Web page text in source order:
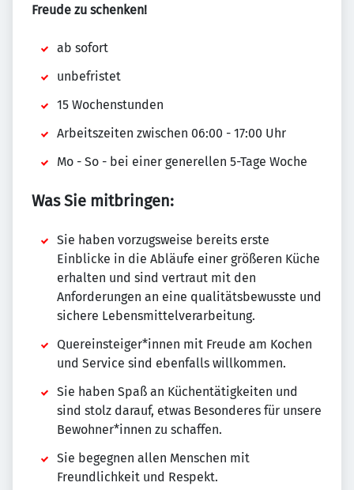
Freude zu schenken!
ab sofort
unbefristet
15 Wochenstunden
Arbeitszeiten zwischen 06:00 - 17:00 Uhr
Mo - So - bei einer generellen 5-Tage Woche
Was Sie mitbringen:
Sie haben vorzugsweise bereits erste
Einblicke in die Abläufe einer größeren Küche
erhalten und sind vertraut mit den
Anforderungen an eine qualitätsbewusste und
sichere Lebensmittelverarbeitung.
Quereinsteiger*innen mit Freude am Kochen
und Service sind ebenfalls willkommen.
Sie haben Spaß an Küchentätigkeiten und
sind stolz darauf, etwas Besonderes für unsere
Bewohner*innen zu schaffen.
Sie begegnen allen Menschen mit
Freundlichkeit und Respekt.